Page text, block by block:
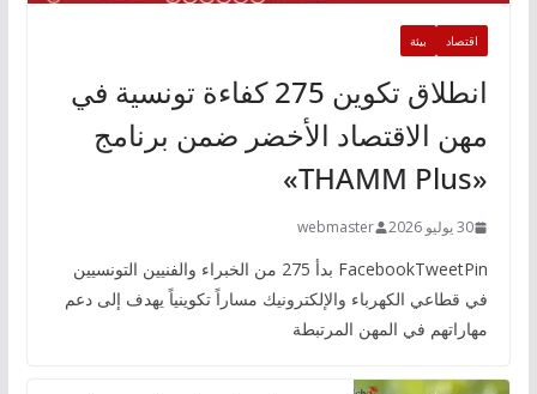
اقتصاد بيئة
انطلاق تكوين 275 كفاءة تونسية في
مهن الاقتصاد الأخضر ضمن برنامج
«THAMM Plus»
30 يوليو 2026 webmaster
FacebookTweetPin بدأ 275 من الخبراء والفنيين التونسيين
في قطاعي الكهرباء والإلكترونيك مساراً تكوينياً يهدف إلى دعم
مهاراتهم في المهن المرتبطة